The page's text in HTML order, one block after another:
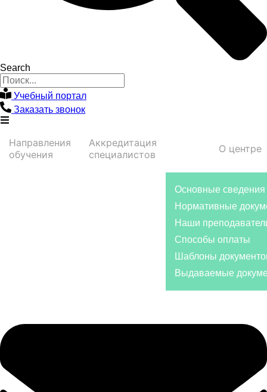
Search
Учебный портал
Заказать звонок
Направления
обучения
Аккредитация
специалистов
О центре
Основные сведения
Нормативные
Наши
Способы оплаты
Шаблоны
Выдаваемые